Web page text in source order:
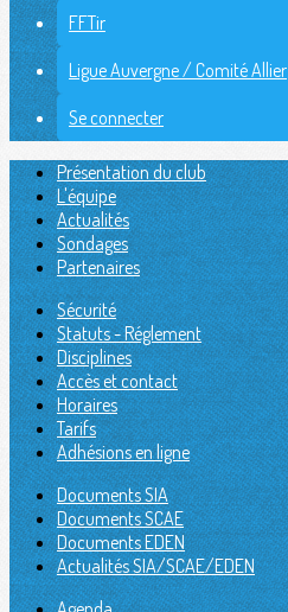
FFTir
Ligue Auvergne / Comité Allier
Se connecter
Présentation du club
L'équipe
Actualités
Sondages
Partenaires
Sécurité
Statuts - Réglement
Disciplines
Accès et contact
Horaires
Tarifs
Adhésions en ligne
Documents SIA
Documents SCAE
Documents EDEN
Actualités SIA/SCAE/EDEN